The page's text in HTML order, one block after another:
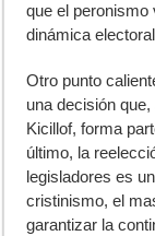
que el peronismo
dinámica
Otro punto
una decisión
Kicillof, forma
último, la
legisladores es
cristinismo, el
garantizar la